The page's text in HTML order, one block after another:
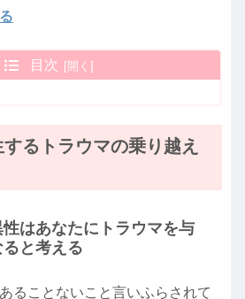
目次
るトラウマの乗り越え
はあなたにトラウマを与
と考える
ることないこと言いふらされて